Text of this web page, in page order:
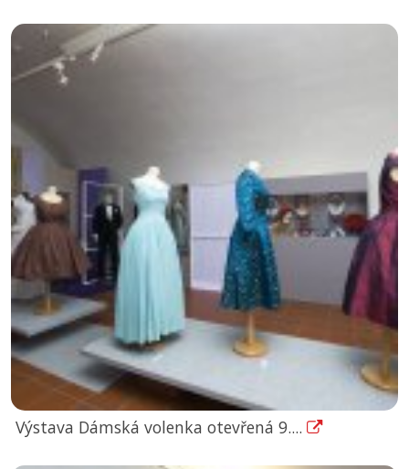
Výstava Dámská volenka otevřená 9....